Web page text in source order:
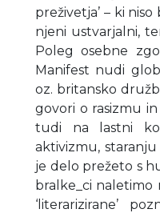
preživetja’ – ki
njeni ustvarjalni,
Poleg osebne
Manifest nudi
oz. britansko
govori o rasizmu
tudi na lastni
aktivizmu,
je delo prežeto s
bralke_ci naletimo
‘literarizirane’